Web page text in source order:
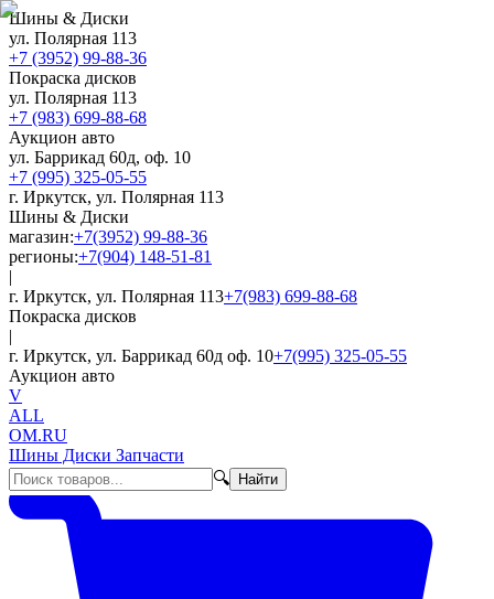
Шины & Диски
ул. Полярная 113
+7 (3952) 99-88-36
Покраска дисков
ул. Полярная 113
+7 (983) 699-88-68
Аукцион авто
ул. Баррикад 60д, оф. 10
+7 (995) 325-05-55
г. Иркутск, ул. Полярная 113
Шины & Диски
магазин:+7(3952) 99-88-36
регионы:+7(904) 148-51-81
|
г. Иркутск, ул. Полярная 113+7(983) 699-88-68
Покраска дисков
|
г. Иркутск, ул. Баррикад 60д оф. 10+7(995) 325-05-55
Аукцион авто
V
ALL
OM.RU
Шины Диски Запчасти
🔍
Найти